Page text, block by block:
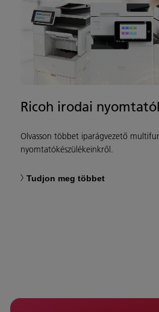
Ricoh irodai
Olvasson többet iparágvezető
nyomtatókészülékeinkről.
Tudjon meg többet